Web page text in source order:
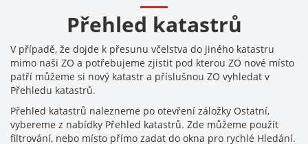
Přehled katastrů
V případě, že dojde k přesunu včelstva do jiného katastru
mimo naši ZO a potřebujeme zjistit pod kterou ZO nové místo
patří můžeme si nový katastr a příslušnou ZO vyhledat v
Přehledu katastrů.
Přehled katastrů nalezneme po otevření záložky Ostatní,
vybereme z nabídky Přehled katastrů. Zde můžeme použít
filtrování, nebo místo přímo zadat do okna pro rychlé Hledání.